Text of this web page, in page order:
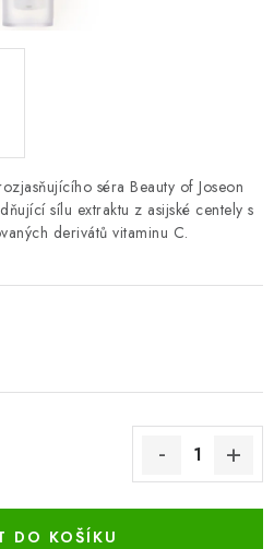
séra Beauty of Joseon
sílu extraktu z asijské centely s
derivátů vitaminu C.
DO KOŠÍKU